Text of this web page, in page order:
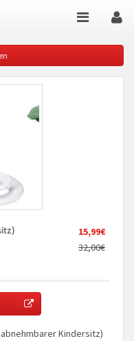
15,99€
32,00€
Kindersitz)